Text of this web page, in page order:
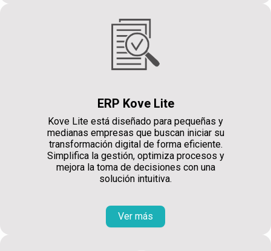
ERP Kove Lite
Kove Lite está diseñado para pequeñas y
medianas empresas que buscan iniciar su
transformación digital de forma eficiente.
Simplifica la gestión, optimiza procesos y
mejora la toma de decisiones con una
solución intuitiva.
Ver más